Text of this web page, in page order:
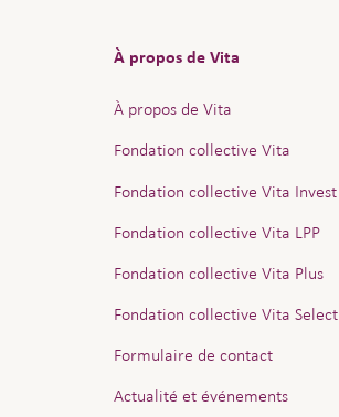
À propos de Vita
À propos de Vita
Fondation collective Vita
Fondation collective Vita Invest
Fondation collective Vita LPP
Fondation collective Vita Plus
Fondation collective Vita Select
Formulaire de contact
Actualité et événements